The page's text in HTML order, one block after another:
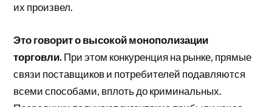
их произвел.
Это говорит о высокой монополизации
торговли.При этом конкуренция на рынке, прямые
связи поставщиков и потребителей подавляются
всеми способами, вплоть до криминальных.